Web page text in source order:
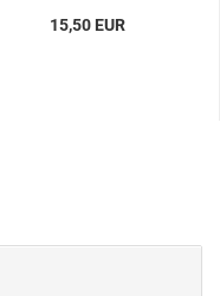
15,50 EUR